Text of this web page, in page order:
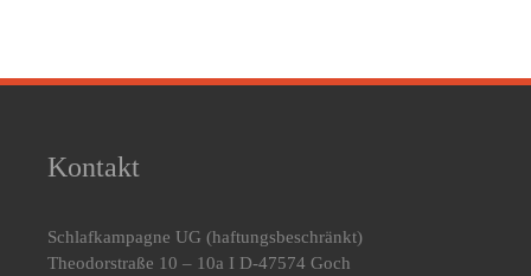
Kontakt
Schlafkampagne UG (haftungsbeschränkt)
Theodorstraße 10 – 10a I D-47574 Goch